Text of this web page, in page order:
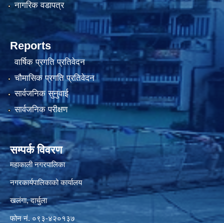
नागरिक वडापत्र
Reports
वार्षिक प्रगति प्रतिवेदन
चौमासिक प्रगति प्रतिवेदन
सार्वजनिक सुनुवाई
सार्वजनिक परीक्षण
सम्पर्क विवरण
महाकाली नगरपालिका
नगरकार्यपालिकाको कार्यालय
खलंगा, दार्चुला
फोन नं. ०९३-४२०१३७